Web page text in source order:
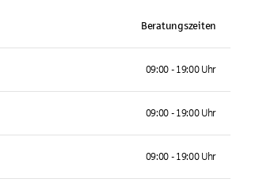
Beratungszeiten
09:00 - 19:00 Uhr
09:00 - 19:00 Uhr
09:00 - 19:00 Uhr